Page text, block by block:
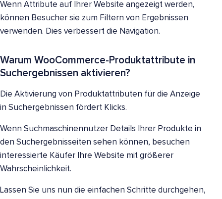
Wenn Attribute auf Ihrer Website angezeigt werden,
können Besucher sie zum Filtern von Ergebnissen
verwenden. Dies verbessert die Navigation.
Warum WooCommerce-Produktattribute in
Suchergebnissen aktivieren?
Die Aktivierung von Produktattributen für die Anzeige
in Suchergebnissen fördert Klicks.
Wenn Suchmaschinennutzer Details Ihrer Produkte in
den Suchergebnisseiten sehen können, besuchen
interessierte Käufer Ihre Website mit größerer
Wahrscheinlichkeit.
Lassen Sie uns nun die einfachen Schritte durchgehen,